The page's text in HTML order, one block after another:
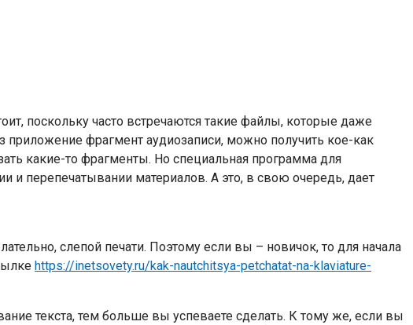
поскольку часто встречаются такие файлы, которые даже
приложение фрагмент аудиозаписи, можно получить кое-как
какие-то фрагменты. Но специальная программа для
и перепечатывании материалов. А это, в свою очередь, дает
слепой печати. Поэтому если вы – новичок, то для начала
https://inetsovety.ru/kak-nautchitsya-petchatat-na-klaviature-
текста, тем больше вы успеваете сделать. К тому же, если вы